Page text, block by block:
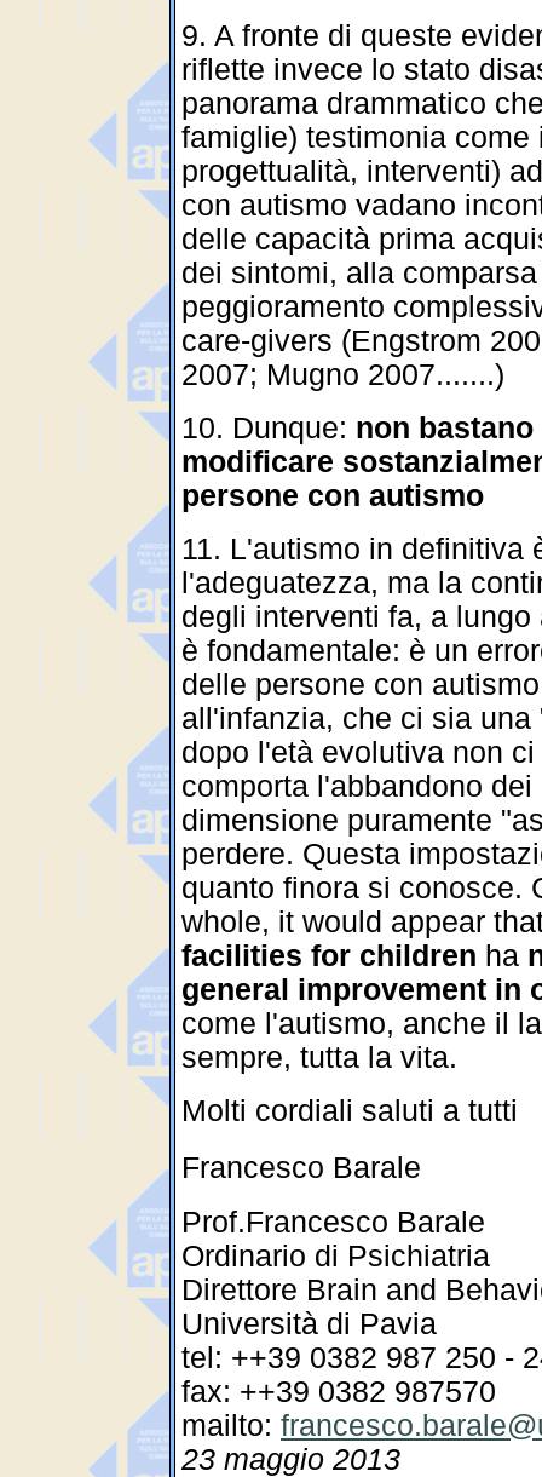
9. A fronte di queste
riflette invece lo stato
panorama drammatico
famiglie) testimonia
progettualità, interventi)
con autismo vadano
delle capacità prima
dei sintomi, alla
peggioramento
care-givers (Engstrom
2007; Mugno 2007.......)
10. Dunque: non
modificare
persone con autismo
11. L'autismo in definitiva
l'adeguatezza, ma la
degli interventi fa, a
è fondamentale: è un
delle persone con
all'infanzia, che ci sia
dopo l'età evolutiva non
comporta l'abbandono
dimensione puramente
perdere. Questa
quanto finora si conosce.
whole, it would appear
facilities for children ha
general improvement in
come l'autismo, anche il
sempre, tutta la vita.
Molti cordiali saluti a tutti
Francesco Barale
Prof.Francesco Barale
Ordinario di Psichiatria
Direttore Brain and
Università di Pavia
tel: ++39 0382 987 250 -
fax: ++39 0382 987570
mailto:
23 maggio 2013